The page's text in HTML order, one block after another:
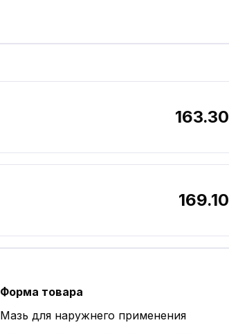
163.30
169.10
Форма товара
Мазь для наружнего применения